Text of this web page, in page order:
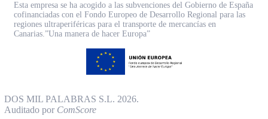
Esta empresa se ha acogido a las subvenciones del Gobierno de España
cofinanciadas con el Fondo Europeo de Desarrollo Regional para las
regiones ultraperiféricas para el transporte de mercancías en
Canarias.”Una manera de hacer Europa”
DOS MIL PALABRAS S.L. 2026.
Auditado por ComScore